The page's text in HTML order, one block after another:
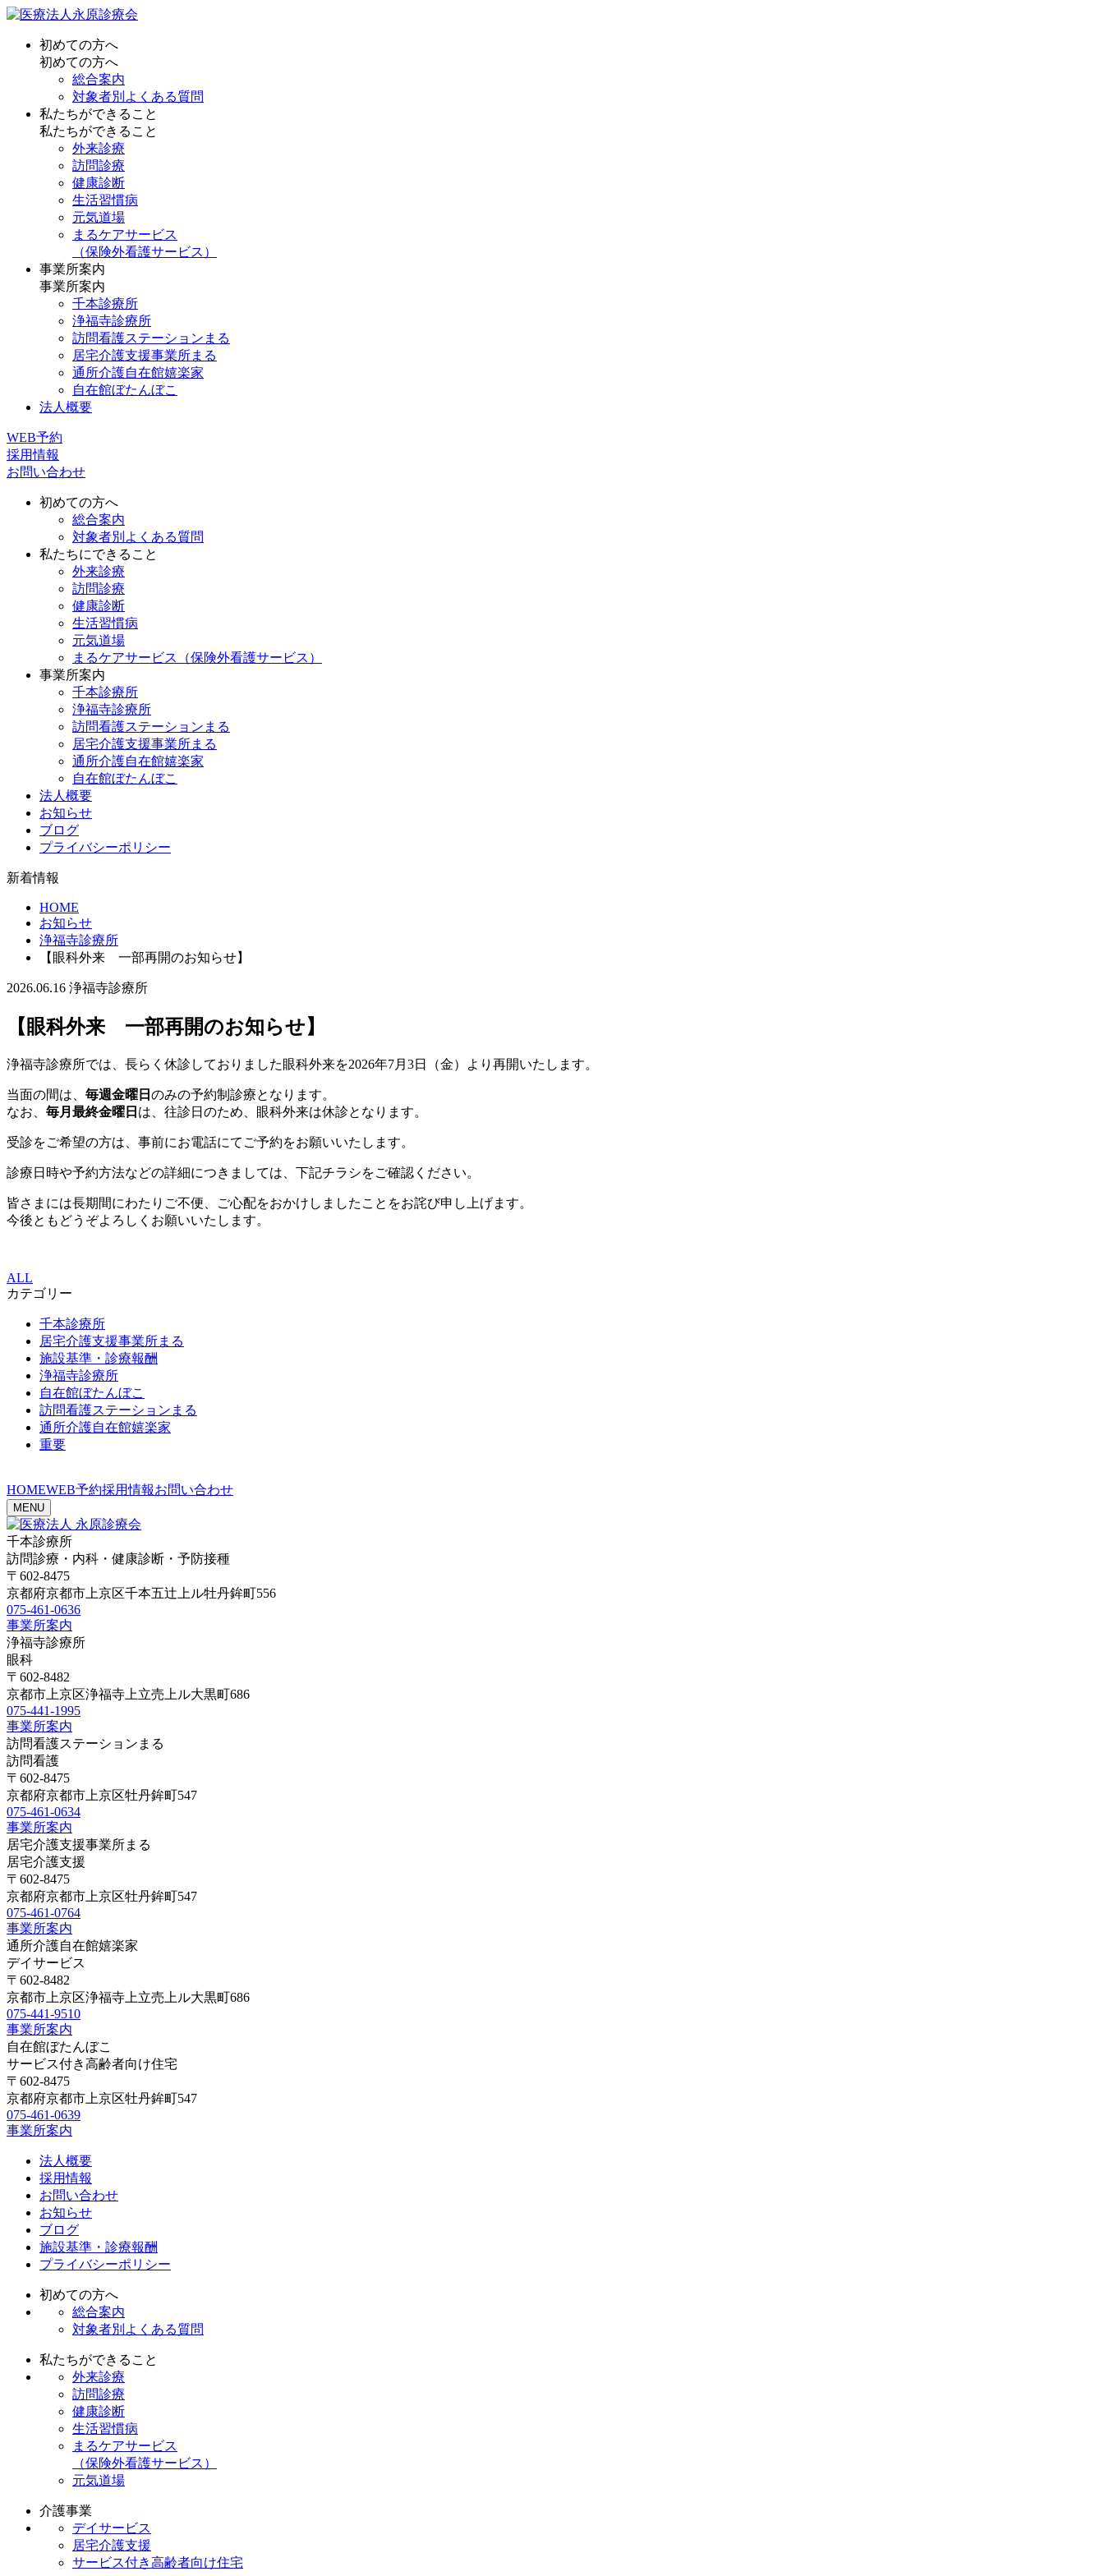
初めての方へ
初めての方へ
総合案内
対象者別よくある質問
私たちができること
私たちができること
外来診療
訪問診療
健康診断
生活習慣病
元気道場
まるケアサービス
（保険外看護サービス）
事業所案内
事業所案内
千本診療所
浄福寺診療所
訪問看護ステーションまる
居宅介護支援事業所まる
通所介護自在館嬉楽家
自在館ぼたんぼこ
法人概要
WEB予約
採用情報
お問い合わせ
初めての方へ
総合案内
対象者別よくある質問
私たちにできること
外来診療
訪問診療
健康診断
生活習慣病
元気道場
まるケアサービス（保険外看護サービス）
事業所案内
千本診療所
浄福寺診療所
訪問看護ステーションまる
居宅介護支援事業所まる
通所介護自在館嬉楽家
自在館ぼたんぼこ
法人概要
お知らせ
ブログ
プライバシーポリシー
新着情報
HOME
お知らせ
浄福寺診療所
【眼科外来 一部再開のお知らせ】
2026.06.16 浄福寺診療所
【眼科外来 一部再開のお知らせ】
浄福寺診療所では、長らく休診しておりました眼科外来を2026年7月3日（金）より再開いたします。
当面の間は、 毎週金曜日 のみの予約制診療となります。
なお、 毎月最終金曜日 は、往診日のため、眼科外来は休診となります。
受診をご希望の方は、事前にお電話にてご予約をお願いいたします。
診療日時や予約方法などの詳細につきましては、下記チラシをご確認ください。
皆さまには長期間にわたりご不便、ご心配をおかけしましたことをお詫び申し上げます。
今後ともどうぞよろしくお願いいたします。
ALL
カテゴリー
千本診療所
居宅介護支援事業所まる
施設基準・診療報酬
浄福寺診療所
自在館ぼたんぼこ
訪問看護ステーションまる
通所介護自在館嬉楽家
重要
HOMEWEB予約採用情報お問い合わせ
MENU
千本診療所
訪問診療・内科・健康診断・予防接種
〒602-8475
京都府京都市上京区千本五辻上ル牡丹鉾町556
075-461-0636
事業所案内
浄福寺診療所
眼科
〒602-8482
京都市上京区浄福寺上立売上ル大黒町686
075-441-1995
事業所案内
訪問看護ステーションまる
訪問看護
〒602-8475
京都府京都市上京区牡丹鉾町547
075-461-0634
事業所案内
居宅介護支援事業所まる
居宅介護支援
〒602-8475
京都府京都市上京区牡丹鉾町547
075-461-0764
事業所案内
通所介護自在館嬉楽家
デイサービス
〒602-8482
京都市上京区浄福寺上立売上ル大黒町686
075-441-9510
事業所案内
自在館ぼたんぼこ
サービス付き高齢者向け住宅
〒602-8475
京都府京都市上京区牡丹鉾町547
075-461-0639
事業所案内
法人概要
採用情報
お問い合わせ
お知らせ
ブログ
施設基準・診療報酬
プライバシーポリシー
初めての方へ
総合案内
対象者別よくある質問
私たちができること
外来診療
訪問診療
健康診断
生活習慣病
まるケアサービス
（保険外看護サービス）
元気道場
介護事業
デイサービス
居宅介護支援
サービス付き高齢者向け住宅